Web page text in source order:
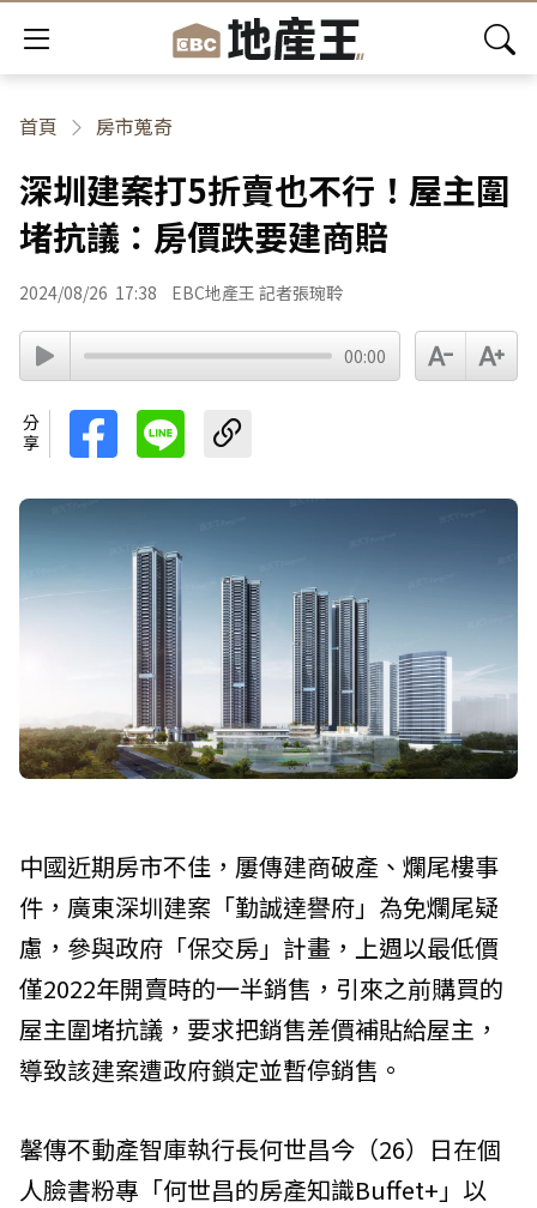
首頁 房市蒐奇
深圳建案打5折賣也不行！屋主圍
堵抗議：房價跌要建商賠
2024/08/26 17:38 EBC地產王 記者張琬聆
00:00
分享
中國近期房市不佳，屢傳建商破產、爛尾樓事
件，廣東深圳建案「勤誠達譽府」為免爛尾疑
慮，參與政府「保交房」計畫，上週以最低價
僅2022年開賣時的一半銷售，引來之前購買的
屋主圍堵抗議，要求把銷售差價補貼給屋主，
導致該建案遭政府鎖定並暫停銷售。
馨傳不動產智庫執行長何世昌今（26）日在個
人臉書粉專「何世昌的房產知識Buffet+」以